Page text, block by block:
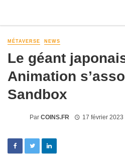
MÉTAVERSE NEWS
Le géant
Animation
Sandbox
Par COINS.FR 17 février 2023